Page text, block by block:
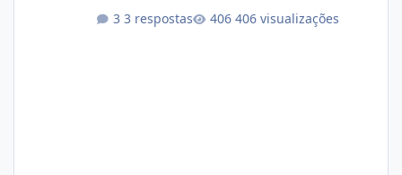
3 respostas 406 visualizações